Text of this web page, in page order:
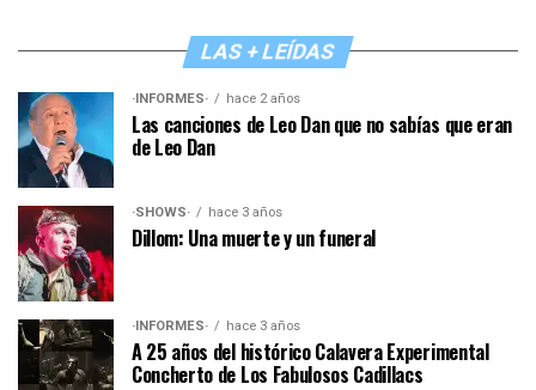
LAS + LEÍDAS
·INFORMES· hace 2 años
Las canciones de Leo Dan que no sabías que eran
de Leo Dan
·SHOWS· hace 3 años
Dillom: Una muerte y un funeral
·INFORMES· hace 3 años
A 25 años del histórico Calavera Experimental
Concherto de Los Fabulosos Cadillacs